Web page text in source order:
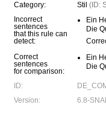
Category:
Stil (ID:
Incorrect
sentences
that this rule can
detect:
Ein
Die
Correct
sentences
for comparison:
Ein
Die
ID:
Version:
6.8-